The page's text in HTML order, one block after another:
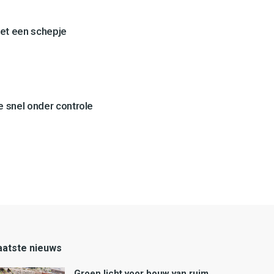
een schepje
snel onder controle
nieuws